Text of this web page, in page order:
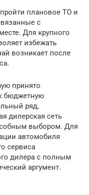
плановое ТО и
с
Для крупного
избежать
возникает после
принято
бюджетную
ряд,
дилерская сеть
выбором. Для
автомобиля
сервиса
дилера с полным
аргумент.